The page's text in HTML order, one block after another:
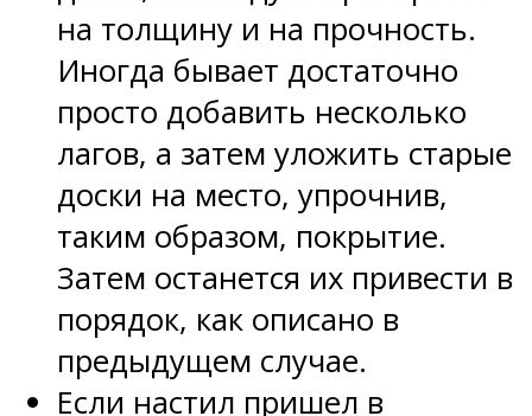
на толщину и на прочность.
Иногда бывает достаточно
просто добавить несколько
лагов, а затем уложить старые
доски на место, упрочнив,
таким образом, покрытие.
Затем останется их привести в
порядок, как описано в
предыдущем случае.
Если настил пришел в